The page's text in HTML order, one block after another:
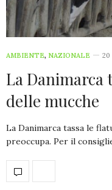
AMBIENTE, NAZIONALE 20
La Danimarca
delle mucche
La Danimarca tassa le
preoccupa. Per il